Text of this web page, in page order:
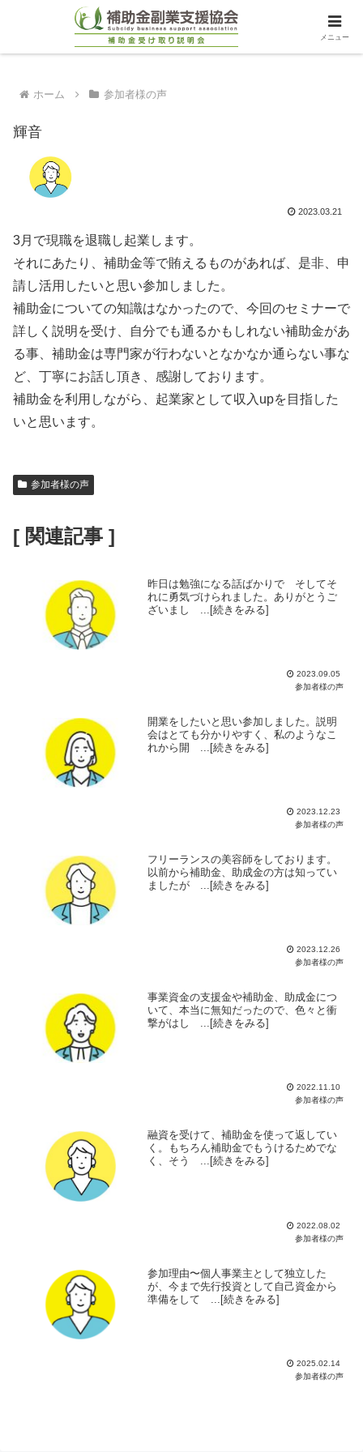
ホーム 参加者様の声
輝音
2023.03.21
3月で現職を退職し起業します。
それにあたり、補助金等で賄えるものがあれば、是非、申
請し活用したいと思い参加しました。
補助金についての知識はなかったので、今回のセミナーで
詳しく説明を受け、自分でも通るかもしれない補助金があ
る事、補助金は専門家が行わないとなかなか通らない事な
ど、丁寧にお話し頂き、感謝しております。
補助金を利用しながら、起業家として収入upを目指した
いと思います。
参加者様の声
[ 関連記事 ]
昨日は勉強になる話ばかりで そしてそ
れに勇気づけられました。ありがとうご
ざいまし ...[続きをみる]
2023.09.05
参加者様の声
開業をしたいと思い参加しました。説明
会はとても分かりやすく、私のようなこ
れから開 ...[続きをみる]
2023.12.23
参加者様の声
フリーランスの美容師をしております。
以前から補助金、助成金の方は知ってい
ましたが ...[続きをみる]
2023.12.26
参加者様の声
事業資金の支援金や補助金、助成金につ
いて、本当に無知だったので、色々と衝
撃がはし ...[続きをみる]
2022.11.10
参加者様の声
融資を受けて、補助金を使って返してい
く。もちろん補助金でもうけるためでな
く、そう ...[続きをみる]
2022.08.02
参加者様の声
参加理由〜個人事業主として独立した
が、今まで先行投資として自己資金から
準備をして ...[続きをみる]
2025.02.14
参加者様の声
メニュー